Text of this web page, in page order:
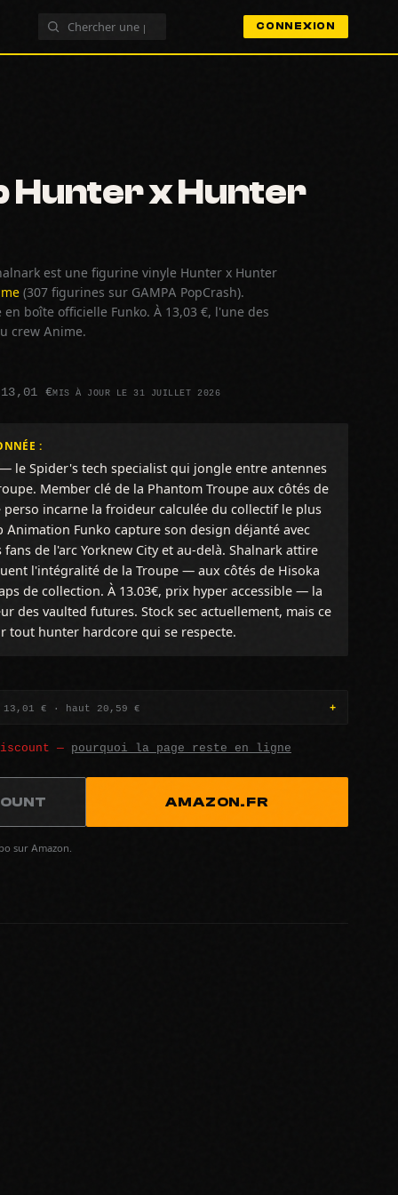
CONNEXION
Hunter x Hunter
est une figurine vinyle Hunter x Hunter
(307 figurines sur GAMPA PopCrash).
boîte officielle Funko. À 13,03 €, l'une des
crew Anime.
€MIS À JOUR LE 31 JUILLET 2026
:
le Spider's tech specialist qui jongle entre antennes
Member clé de la Phantom Troupe aux côtés de
incarne la froideur calculée du collectif le plus
Funko capture son design déjanté avec
de l'arc Yorknew City et au-delà. Shalnark attire
l'intégralité de la Troupe — aux côtés de Hisoka
de collection. À 13.03€, prix hyper accessible — la
des vaulted futures. Stock sec actuellement, mais ce
tout hunter hardcore qui se respecte.
13,01 € · haut 20,59 €
— pourquoi la page reste en ligne
AMAZON.FR
sur Amazon.